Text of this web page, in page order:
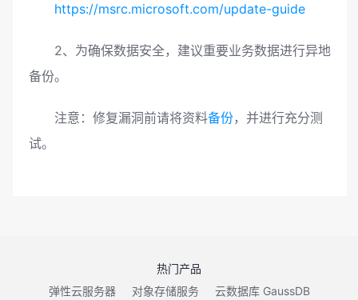
https://msrc.microsoft.com/update-guide
2、为确保数据安全，建议重要业务数据进行异地
备份。
注意：修复漏洞前请将资料备份，并进行充分测
试。
热门产品
弹性云服务器
对象存储服务 云数据库 GaussDB